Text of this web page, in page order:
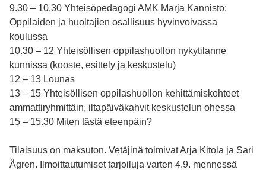
9.30 – 10.30 Yhteisöpedagogi AMK Marja Kannisto:
Oppilaiden ja huoltajien osallisuus hyvinvoivassa
koulussa
10.30 – 12 Yhteisöllisen oppilashuollon nykytilanne
kunnissa (kooste, esittely ja keskustelu)
12 – 13 Lounas
13 – 15 Yhteisöllisen oppilashuollon kehittämiskohteet
ammattiryhmittäin, iltapäiväkahvit keskustelun ohessa
15 – 15.30 Miten tästä eteenpäin?
Tilaisuus on maksuton. Vetäjinä toimivat Arja Kitola ja Sari
Ågren. Ilmoittautumiset tarjoiluja varten 4.9. mennessä